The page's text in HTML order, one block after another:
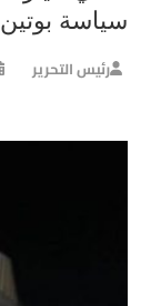
سياسة بوتين
رئيس التحرير